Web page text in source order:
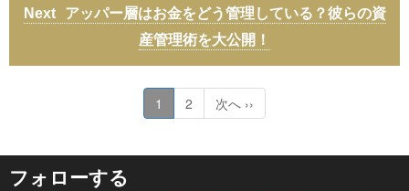
アッパー層はお金をどう管理している？彼らの資
産管理術を大公開！
1 2 次へ ››
フォローする